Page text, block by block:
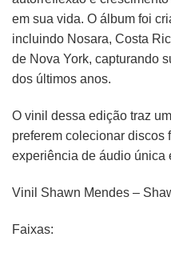
em sua vida. O álbum foi
incluindo Nosara, Costa
de Nova York, capturando
dos últimos anos.
O vinil dessa edição traz
preferem colecionar discos
experiência de áudio única
Vinil Shawn Mendes –
Faixas: